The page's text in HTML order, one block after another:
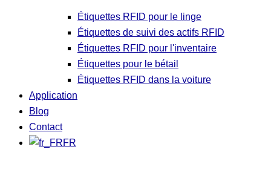
Étiquettes RFID pour le linge
Étiquettes de suivi des actifs RFID
Étiquettes RFID pour l'inventaire
Étiquettes pour le bétail
Étiquettes RFID dans la voiture
Application
Blog
Contact
FR